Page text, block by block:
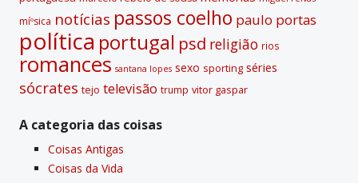
míºsica notí­cias passos coelho paulo portas
polí­tica portugal psd religião rios
romances santana lopes sexo sporting séries
sócrates tejo televisão trump vitor gaspar
A categoria das coisas
Coisas Antigas
Coisas da Vida